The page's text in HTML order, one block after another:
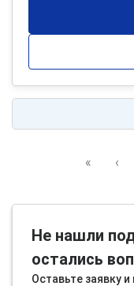
« ‹
Не нашли
остались
Оставьте заявку